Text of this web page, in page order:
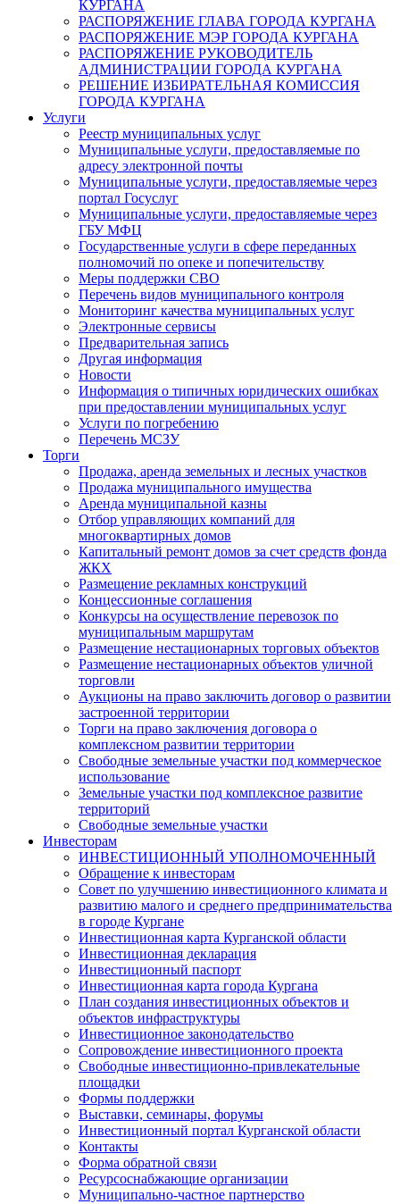
КУРГАНА
РАСПОРЯЖЕНИЕ ГЛАВА ГОРОДА КУРГАНА
РАСПОРЯЖЕНИЕ МЭР ГОРОДА КУРГАНА
РАСПОРЯЖЕНИЕ РУКОВОДИТЕЛЬ
АДМИНИСТРАЦИИ ГОРОДА КУРГАНА
РЕШЕНИЕ ИЗБИРАТЕЛЬНАЯ КОМИССИЯ
ГОРОДА КУРГАНА
Услуги
Реестр муниципальных услуг
Муниципальные услуги, предоставляемые по
адресу электронной почты
Муниципальные услуги, предоставляемые через
портал Госуслуг
Муниципальные услуги, предоставляемые через
ГБУ МФЦ
Государственные услуги в сфере переданных
полномочий по опеке и попечительству
Меры поддержки СВО
Перечень видов муниципального контроля
Мониторинг качества муниципальных услуг
Электронные сервисы
Предварительная запись
Другая информация
Новости
Информация о типичных юридических ошибках
при предоставлении муниципальных услуг
Услуги по погребению
Перечень МСЗУ
Торги
Продажа, аренда земельных и лесных участков
Продажа муниципального имущества
Аренда муниципальной казны
Отбор управляющих компаний для
многоквартирных домов
Капитальный ремонт домов за счет средств фонда
ЖКХ
Размещение рекламных конструкций
Концессионные соглашения
Конкурсы на осуществление перевозок по
муниципальным маршрутам
Размещение нестационарных торговых объектов
Размещение нестационарных объектов уличной
торговли
Аукционы на право заключить договор о развитии
застроенной территории
Торги на право заключения договора о
комплексном развитии территории
Свободные земельные участки под коммерческое
использование
Земельные участки под комплексное развитие
территорий
Свободные земельные участки
Инвесторам
ИНВЕСТИЦИОННЫЙ УПОЛНОМОЧЕННЫЙ
Обращение к инвесторам
Совет по улучшению инвестиционного климата и
развитию малого и среднего предпринимательства
в городе Кургане
Инвестиционная карта Курганской области
Инвестиционная декларация
Инвестиционный паспорт
Инвестиционная карта города Кургана
План создания инвестиционных объектов и
объектов инфраструктуры
Инвестиционное законодательство
Сопровождение инвестиционного проекта
Свободные инвестиционно-привлекательные
площадки
Формы поддержки
Выставки, семинары, форумы
Инвестиционный портал Курганской области
Контакты
Форма обратной связи
Ресурсоснабжающие организации
Муниципально-частное партнерство